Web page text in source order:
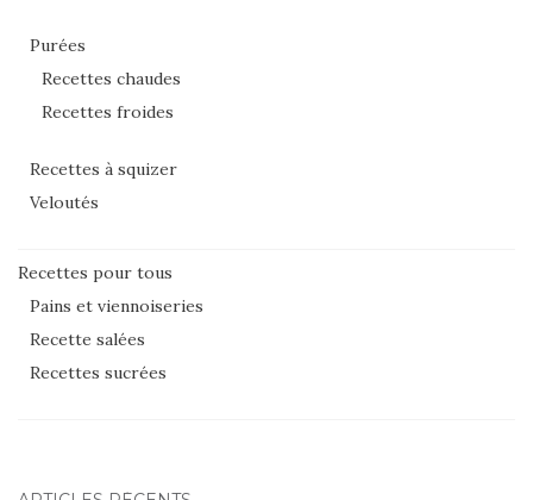
Purées
Recettes chaudes
Recettes froides
Recettes à squizer
Veloutés
Recettes pour tous
Pains et viennoiseries
Recette salées
Recettes sucrées